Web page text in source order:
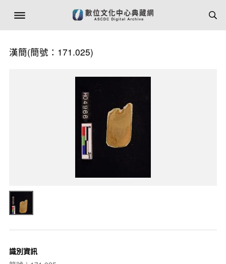
漢簡(簡號：171.025)
識別資訊